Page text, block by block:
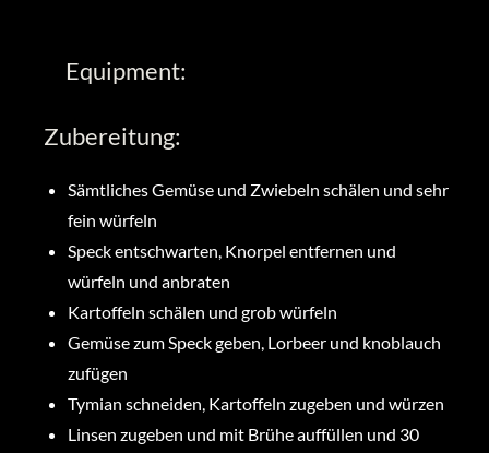
Equipment:
Zubereitung:
Sämtliches Gemüse und Zwiebeln schälen und sehr
fein würfeln
Speck entschwarten, Knorpel entfernen und
würfeln und anbraten
Kartoffeln schälen und grob würfeln
Gemüse zum Speck geben, Lorbeer und knoblauch
zufügen
Tymian schneiden, Kartoffeln zugeben und würzen
Linsen zugeben und mit Brühe auffüllen und 30